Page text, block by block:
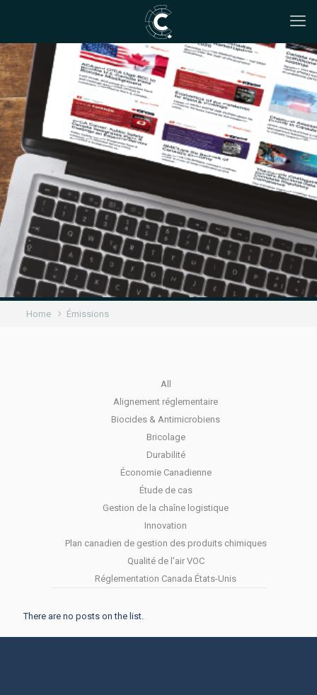
Home Émissions
All
Alignement réglementaire
Biocides & Antimicrobiens
Bricolage
Durabilité
Économie Canadienne
Étude de cas
Gestion de la chaîne logistique
Innovation
Plan canadien de gestion des produits chimiques
Qualité de l'air VOC
Réglementation Canada États-Unis
There are no posts on the list.